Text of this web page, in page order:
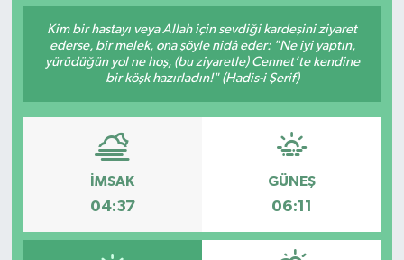
Kim bir hastayı veya Allah için sevdiği kardeşini ziyaret
ederse, bir melek, ona şöyle nidâ eder: "Ne iyi yaptın,
yürüdüğün yol ne hoş, (bu ziyaretle) Cennet’te kendine
bir köşk hazırladın!" (Hadis-i Şerif)
İMSAK
04:37
GÜNEŞ
06:11
SPOR
ULUSAL
İLÇELERİMİZ